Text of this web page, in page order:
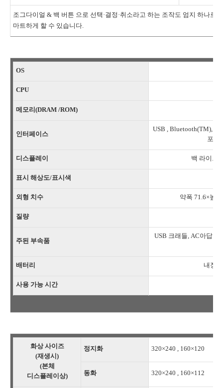
조그다이얼 & 백 버튼 으로 선택·결정·취소라고 하는 조작도 엄지 하나로
마트하게 할 수 있습니다.
OS
CPU
메모리(DRAM /ROM)
인터페이스
USB , Bluetooth(TM),
포토
디스플레이 백 라이트
표시 해상도/표시색
외형 치수 약폭 71.6×높
질량
주된 부속품
USB 크래들, AC아답터,
배터리 내장
사용 가능 시간
화상 사이즈
(재생시)
(본체
디스플레이상)
정지화 320×240 , 160×120
동화 320×240 , 160×112